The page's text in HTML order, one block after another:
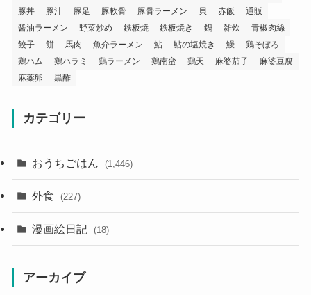
豚丼
豚汁 豚足 豚軟骨 豚骨ラーメン 貝 赤飯
通販
醤油ラーメン
野菜炒め 鉄板焼 鉄板焼き 鍋 雑炊
青椒肉絲
餃子
餅 馬肉 魚介ラーメン 鮎 鮎の塩焼き 鰻
鶏そぼろ
鶏ハム
鶏ハラミ 鶏ラーメン 鶏南蛮 鶏天 麻婆茄子
麻婆豆腐
麻薬卵
黒酢
カテゴリー
おうちごはん (1,446)
外食 (227)
漫画絵日記 (18)
アーカイブ